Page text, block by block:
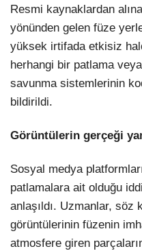
Resmi kaynaklardan
yönünden gelen füze
yüksek irtifada etkisiz
herhangi bir patlama
savunma sistemlerinin
bildirildi.
Görüntülerin gerçeği
Sosyal medya
patlamalara ait olduğu
anlaşıldı. Uzmanlar, söz
görüntülerinin füzenin
atmosfere giren